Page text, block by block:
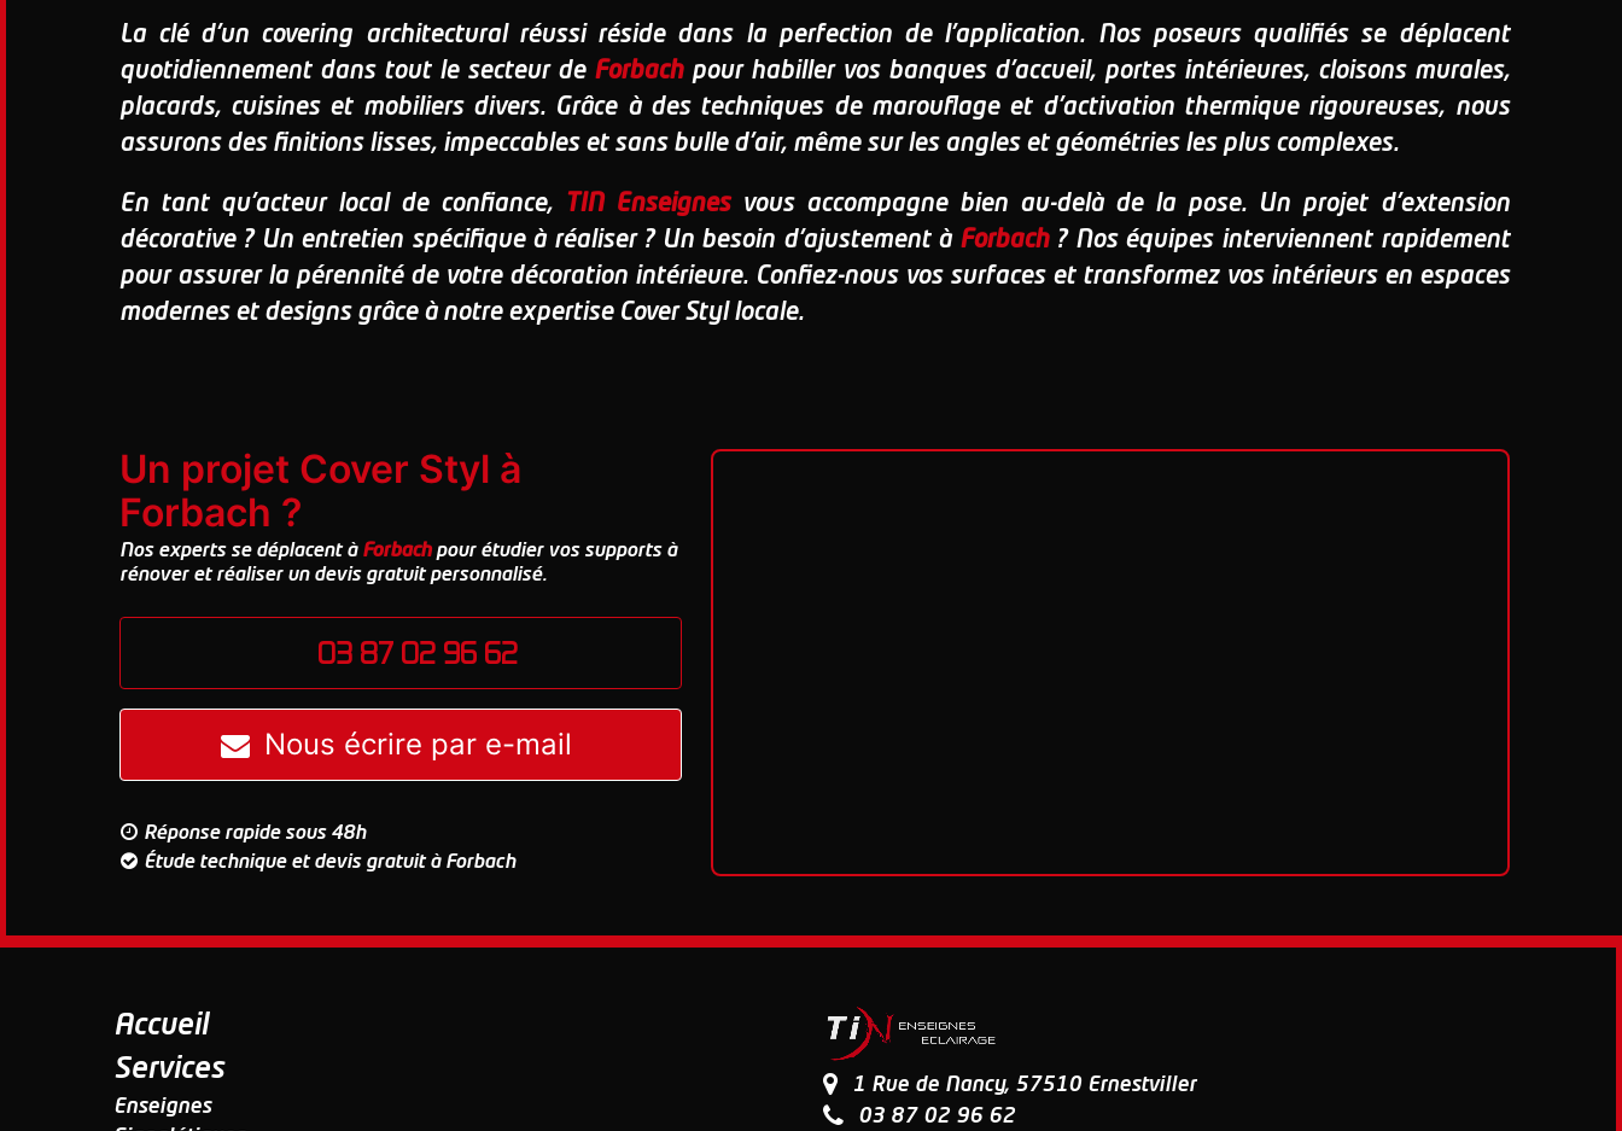
La clé d'un covering architectural réussi réside dans la perfection de l'application. Nos poseurs qualifiés se déplacent
quotidiennement dans tout le secteur de Forbachpour habiller vos banques d'accueil, portes intérieures, cloisons murales,
placards, cuisines et mobiliers divers. Grâce à des techniques de marouflage et d'activation thermique rigoureuses, nous
assurons des finitions lisses, impeccables et sans bulle d'air, même sur les angles et géométries les plus complexes.
En tant qu'acteur local de confiance, TIN Enseignesvous accompagne bien au-delà de la pose. Un projet d'extension
décorative ? Un entretien spécifique à réaliser ? Un besoin d'ajustement à Forbach? Nos équipes interviennent rapidement
pour assurer la pérennité de votre décoration intérieure. Confiez-nous vos surfaces et transformez vos intérieurs en espaces
modernes et designs grâce à notre expertise Cover Styl locale.
Un projet Cover Styl à
Forbach ?
Nos experts se déplacent à Forbachpour étudier vos supports à
rénover et réaliser un devis gratuit personnalisé.
03 87 02 96 62
Nous écrire par e-mail
Réponse rapide sous 48h
Étude technique et devis gratuit à Forbach
Accueil
Services
Enseignes
1 Rue de Nancy, 57510 Ernestviller
03 87 02 96 62